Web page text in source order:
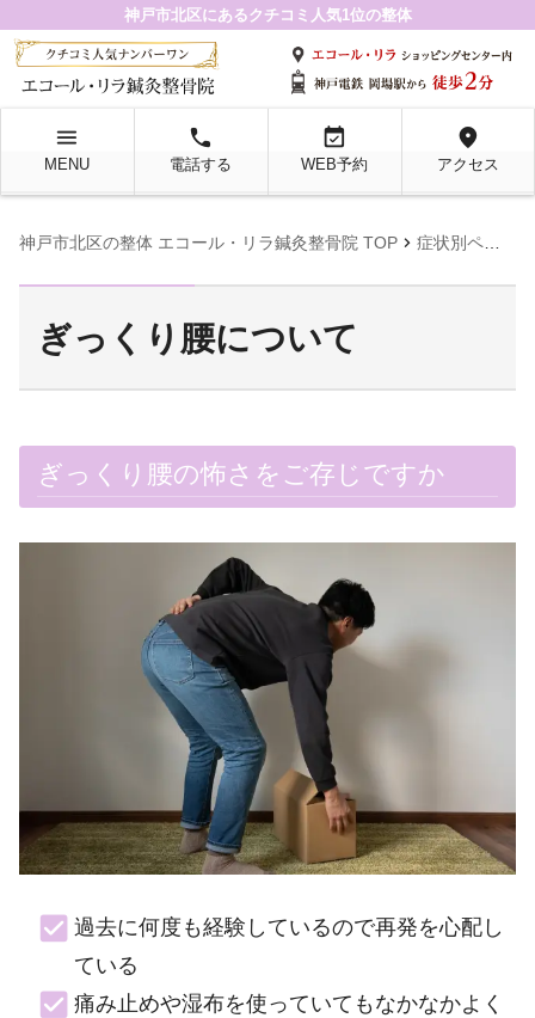
神戸市北区にあるクチコミ人気1位の整体
menu
MENU
local_phone
電話する
event_available
WEB予約
location_on
アクセス
神戸市北区の整体 エコール・リラ鍼灸整骨院 TOP chevron_right 症状別ページ
ぎっくり腰について
ぎっくり腰の怖さをご存じですか
過去に何度も経験しているので再発を心配し
ている
痛み止めや湿布を使っていてもなかなかよく